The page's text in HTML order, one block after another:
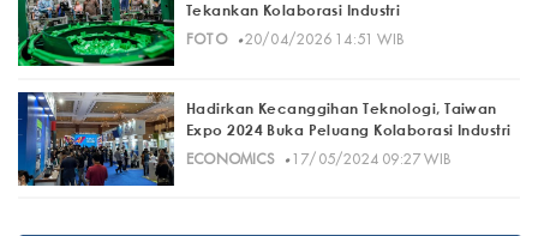
Tekankan Kolaborasi Industri
FOTO· 20/04/2026 14:51 WIB
Hadirkan Kecanggihan Teknologi, Taiwan
Expo 2024 Buka Peluang Kolaborasi Industri
ECONOMICS· 17/05/2024 09:27 WIB